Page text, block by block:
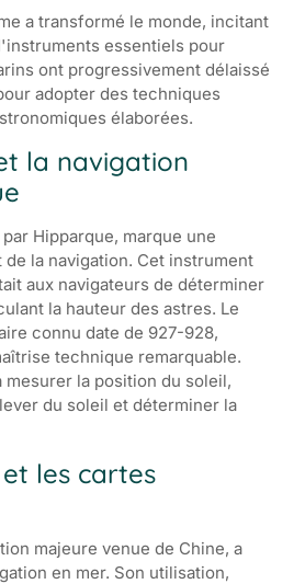
a transformé le monde, incitant
essentiels pour
ont progressivement délaissé
adopter des techniques
élaborées.
la navigation
Hipparque, marque une
la navigation. Cet instrument
aux navigateurs de déterminer
la hauteur des astres. Le
connu date de 927-928,
technique remarquable.
mesurer la position du soleil,
du soleil et déterminer la
les cartes
majeure venue de Chine, a
en mer. Son utilisation,